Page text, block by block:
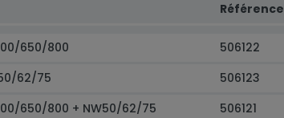
Référence
650/800 506122
62/75
506123
650/800 + NW50/62/75
506121